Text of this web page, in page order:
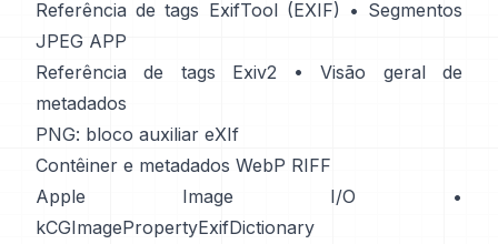
Referência de tags ExifTool (EXIF) • Segmentos
JPEG APP
Referência de tags Exiv2 •
Visão geral de
metadados
PNG: bloco auxiliar eXIf
Contêiner e metadados WebP RIFF
Apple Image I/O •
kCGImagePropertyExifDictionary